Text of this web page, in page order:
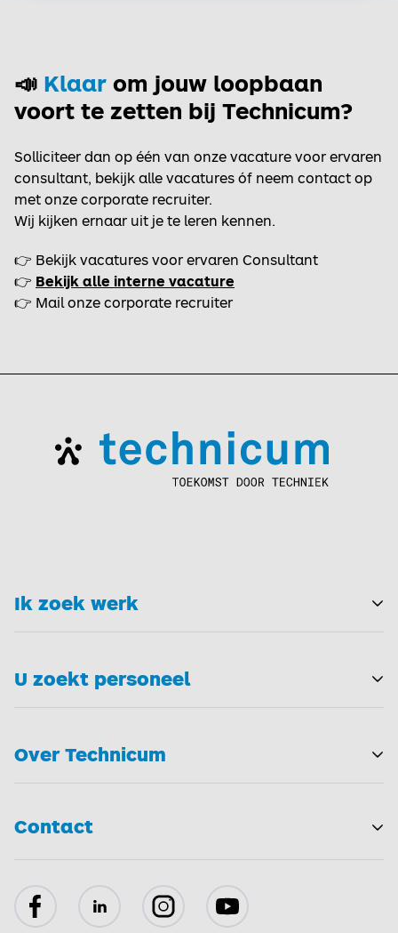
📣 Klaar om jouw loopbaan
voort te zetten bij Technicum?
Solliciteer dan op één van onze vacature voor ervaren
consultant, bekijk alle vacatures óf neem contact op
met onze corporate recruiter.
Wij kijken ernaar uit je te leren kennen.
👉 Bekijk vacatures voor ervaren Consultant
👉 Bekijk alle interne vacature
👉 Mail onze corporate recruiter
Ik zoek werk
U zoekt personeel
Over Technicum
Contact
FacebookLinkedIn InstagramYouTube